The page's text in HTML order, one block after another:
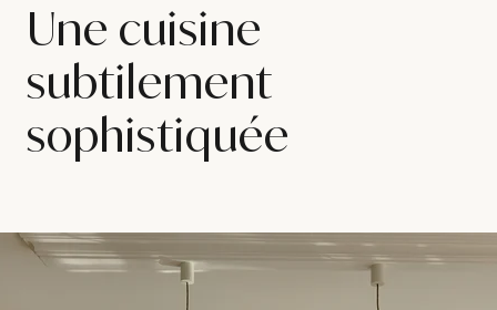
Une cuisine
subtilement
sophistiquée